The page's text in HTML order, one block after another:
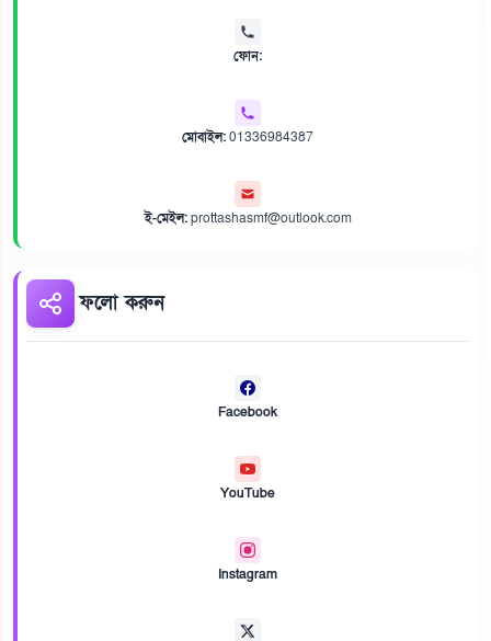
ফোন:
মোবাইল:01336984387
ই-মেইল:prottashasmf@outlook.com
ফলো করুন
Facebook
YouTube
Instagram